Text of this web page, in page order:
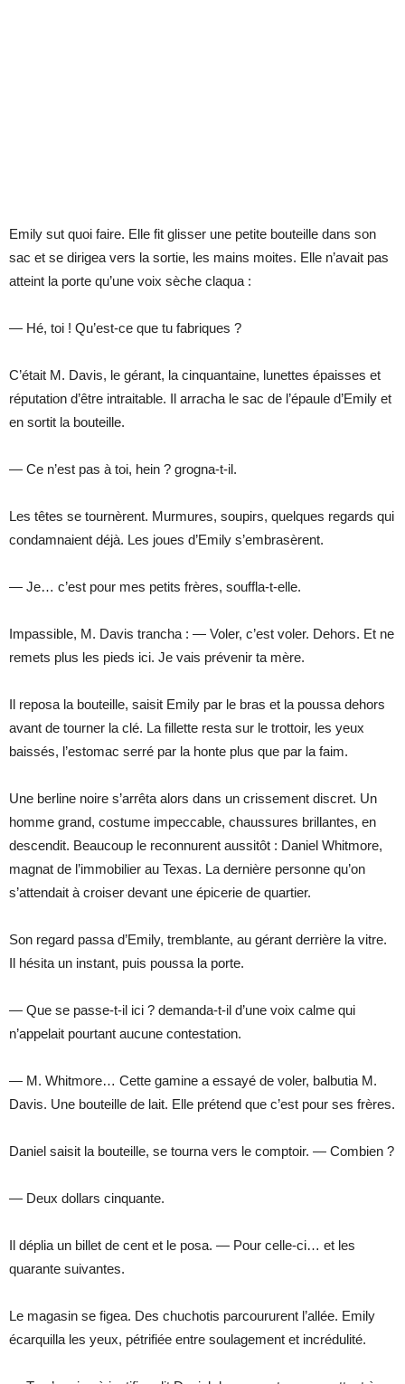
Emily sut quoi faire. Elle fit glisser une petite bouteille dans son
sac et se dirigea vers la sortie, les mains moites. Elle n’avait pas
atteint la porte qu’une voix sèche claqua :
— Hé, toi ! Qu’est-ce que tu fabriques ?
C’était M. Davis, le gérant, la cinquantaine, lunettes épaisses et
réputation d’être intraitable. Il arracha le sac de l’épaule d’Emily et
en sortit la bouteille.
— Ce n’est pas à toi, hein ? grogna-t-il.
Les têtes se tournèrent. Murmures, soupirs, quelques regards qui
condamnaient déjà. Les joues d’Emily s’embrasèrent.
— Je… c’est pour mes petits frères, souffla-t-elle.
Impassible, M. Davis trancha : — Voler, c’est voler. Dehors. Et ne
remets plus les pieds ici. Je vais prévenir ta mère.
Il reposa la bouteille, saisit Emily par le bras et la poussa dehors
avant de tourner la clé. La fillette resta sur le trottoir, les yeux
baissés, l’estomac serré par la honte plus que par la faim.
Une berline noire s’arrêta alors dans un crissement discret. Un
homme grand, costume impeccable, chaussures brillantes, en
descendit. Beaucoup le reconnurent aussitôt : Daniel Whitmore,
magnat de l’immobilier au Texas. La dernière personne qu’on
s’attendait à croiser devant une épicerie de quartier.
Son regard passa d’Emily, tremblante, au gérant derrière la vitre.
Il hésita un instant, puis poussa la porte.
— Que se passe-t-il ici ? demanda-t-il d’une voix calme qui
n’appelait pourtant aucune contestation.
— M. Whitmore… Cette gamine a essayé de voler, balbutia M.
Davis. Une bouteille de lait. Elle prétend que c’est pour ses frères.
Daniel saisit la bouteille, se tourna vers le comptoir. — Combien ?
— Deux dollars cinquante.
Il déplia un billet de cent et le posa. — Pour celle-ci… et les
quarante suivantes.
Le magasin se figea. Des chuchotis parcoururent l’allée. Emily
écarquilla les yeux, pétrifiée entre soulagement et incrédulité.